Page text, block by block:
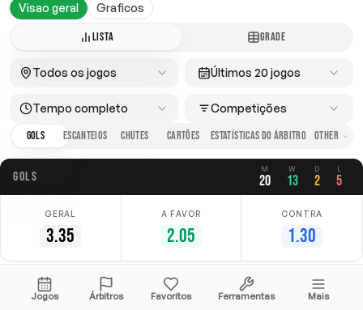
Visao geral Graficos
LISTA GRADE
Todos os jogos Últimos 20 jogos
Tempo completo
Competições
GOLS
ESCANTEIOS CHUTES CARTÕES ESTATÍSTICAS DO ÁRBITRO
GOLS M
20
W
13
D
2
L
5
GERAL
3.35
A FAVOR
2.05
CONTRA
1.30
Casa Fora Competição
Jogos Árbitros Favoritos Ferramentas Mais